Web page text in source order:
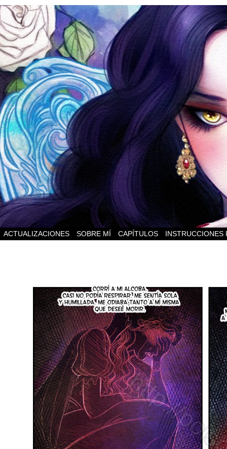
ACTUALIZACIONES SOBRE MÍ CAPÍTULOS INSTRUCCIONES